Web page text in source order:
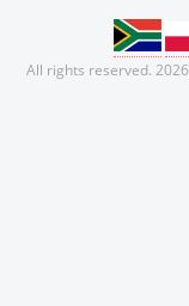
All rights reserved. 2026